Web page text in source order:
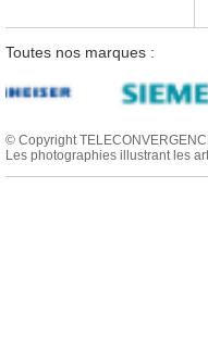
Toutes nos marques :
© Copyright
Les photographies illustrant les